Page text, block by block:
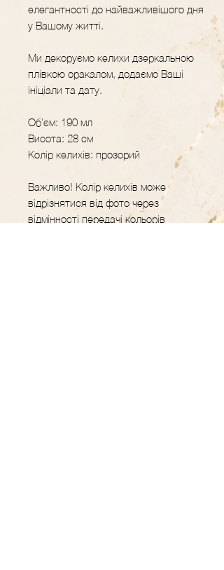
елегантності до найважливішого дня
у Вашому житті.
Ми декоруємо келихи дзеркальною
плівкою оракалом, додаємо Ваші
ініціали та дату.
Об'єм: 190 мл
Висота: 28 см
Колір келихів: прозорий
Важливо! Колір келихів може
відрізнятися від фото через
відмінності передачі кольорів